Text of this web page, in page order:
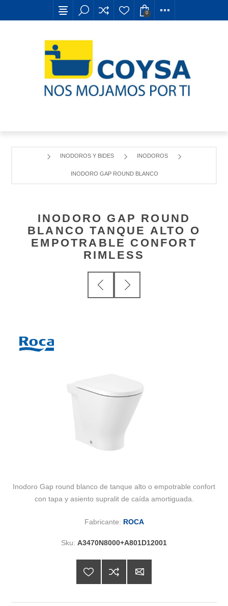
0
INODOROS Y BIDES INODOROS
INODORO GAP ROUND BLANCO TANQUE ALTO O
INODORO GAP ROUND
BLANCO TANQUE ALTO O
EMPOTRABLE CONFORT
RIMLESS
Inodoro Gap round blanco de tanque alto o empotrable confort
con tapa y asiento supralit de caída amortiguada.
Fabricante: ROCA
Sku: A3470N8000+A801D12001